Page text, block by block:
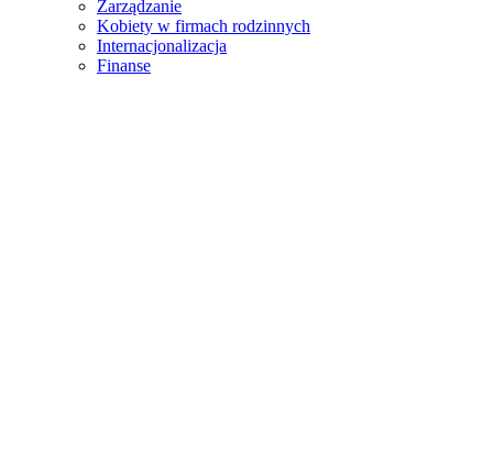
Zarządzanie
Kobiety w firmach rodzinnych
Internacjonalizacja
Finanse